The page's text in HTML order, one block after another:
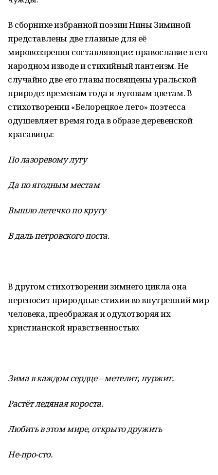
В сборнике избранной поэзии Нины Зиминой
представлены две главные для её
мировоззрения составляющие: православие в его
народном изводе и стихийный пантеизм. Не
случайно две его главы посвящены уральской
природе: временам года и луговым цветам. В
стихотворении «Белорецкое лето» поэтесса
одушевляет время года в образе деревенской
красавицы:
По лазоревому лугу
Да по ягодным местам
Вышло летечко по кругу
В даль петровского поста.
В другом стихотворении зимнего цикла она
переносит природные стихии во внутренний мир
человека, преображая и одухотворяя их
христианской нравственностью:
Зима в каждом сердце – метелит, пуржит,
Растёт ледяная короста.
Любить в этом мире, открыто дружить
Не-про-сто.